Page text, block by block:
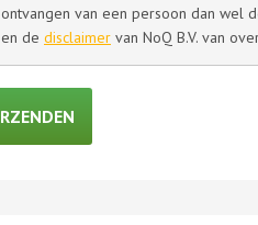
ontvangen van een persoon dan wel
en de disclaimer van NoQ B.V. van